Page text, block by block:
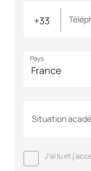
Pays
Situation
J'ai lu et